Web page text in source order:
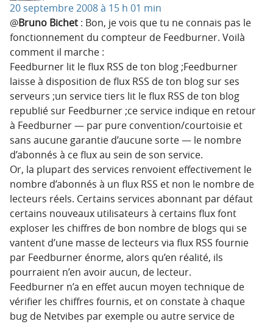
20 septembre 2008 à 15 h 01 min
@Bruno Bichet : Bon, je vois que tu ne connais pas le
fonctionnement du compteur de Feedburner. Voilà
comment il marche :
Feedburner lit le flux RSS de ton blog ;Feedburner
laisse à disposition de flux RSS de ton blog sur ses
serveurs ;un service tiers lit le flux RSS de ton blog
republié sur Feedburner ;ce service indique en retour
à Feedburner — par pure convention/courtoisie et
sans aucune garantie d’aucune sorte — le nombre
d’abonnés à ce flux au sein de son service.
Or, la plupart des services renvoient effectivement le
nombre d’abonnés à un flux RSS et non le nombre de
lecteurs réels. Certains services abonnant par défaut
certains nouveaux utilisateurs à certains flux font
exploser les chiffres de bon nombre de blogs qui se
vantent d’une masse de lecteurs via flux RSS fournie
par Feedburner énorme, alors qu’en réalité, ils
pourraient n’en avoir aucun, de lecteur.
Feedburner n’a en effet aucun moyen technique de
vérifier les chiffres fournis, et on constate à chaque
bug de Netvibes par exemple ou autre service de